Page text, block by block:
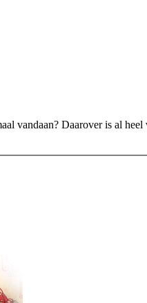
vandaan? Daarover is al